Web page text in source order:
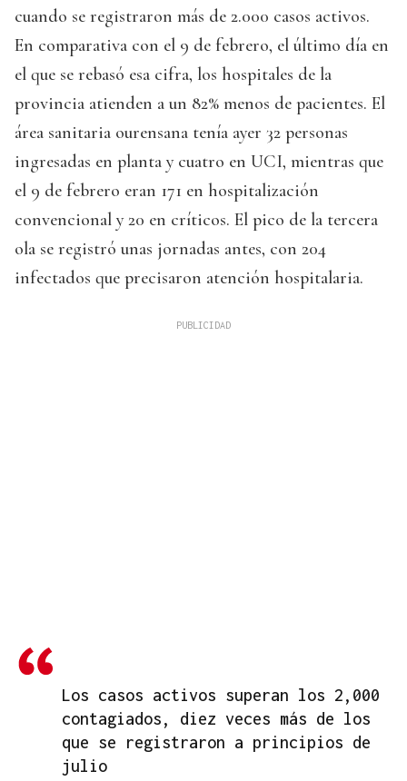
cuando se registraron más de 2.000 casos activos.
En comparativa con el 9 de febrero, el último día en
el que se rebasó esa cifra, los hospitales de la
provincia atienden a un 82% menos de pacientes. El
área sanitaria ourensana tenía ayer 32 personas
ingresadas en planta y cuatro en UCI, mientras que
el 9 de febrero eran 171 en hospitalización
convencional y 20 en críticos. El pico de la tercera
ola se registró unas jornadas antes, con 204
infectados que precisaron atención hospitalaria.
Los casos activos superan los 2,000
contagiados, diez veces más de los
que se registraron a principios de
julio